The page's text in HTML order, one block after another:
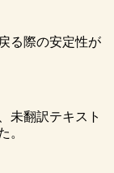
る際の安定性が
未翻訳テキスト